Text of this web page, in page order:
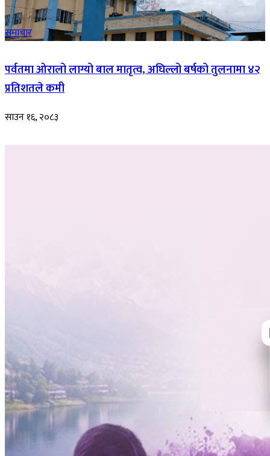
समाचार
पर्वतमा ओरालो लाग्यो बाल मातृत्व, अघिल्लो बर्षको तुलनामा ४२
प्रतिशतले कमी
साउन १६, २०८३